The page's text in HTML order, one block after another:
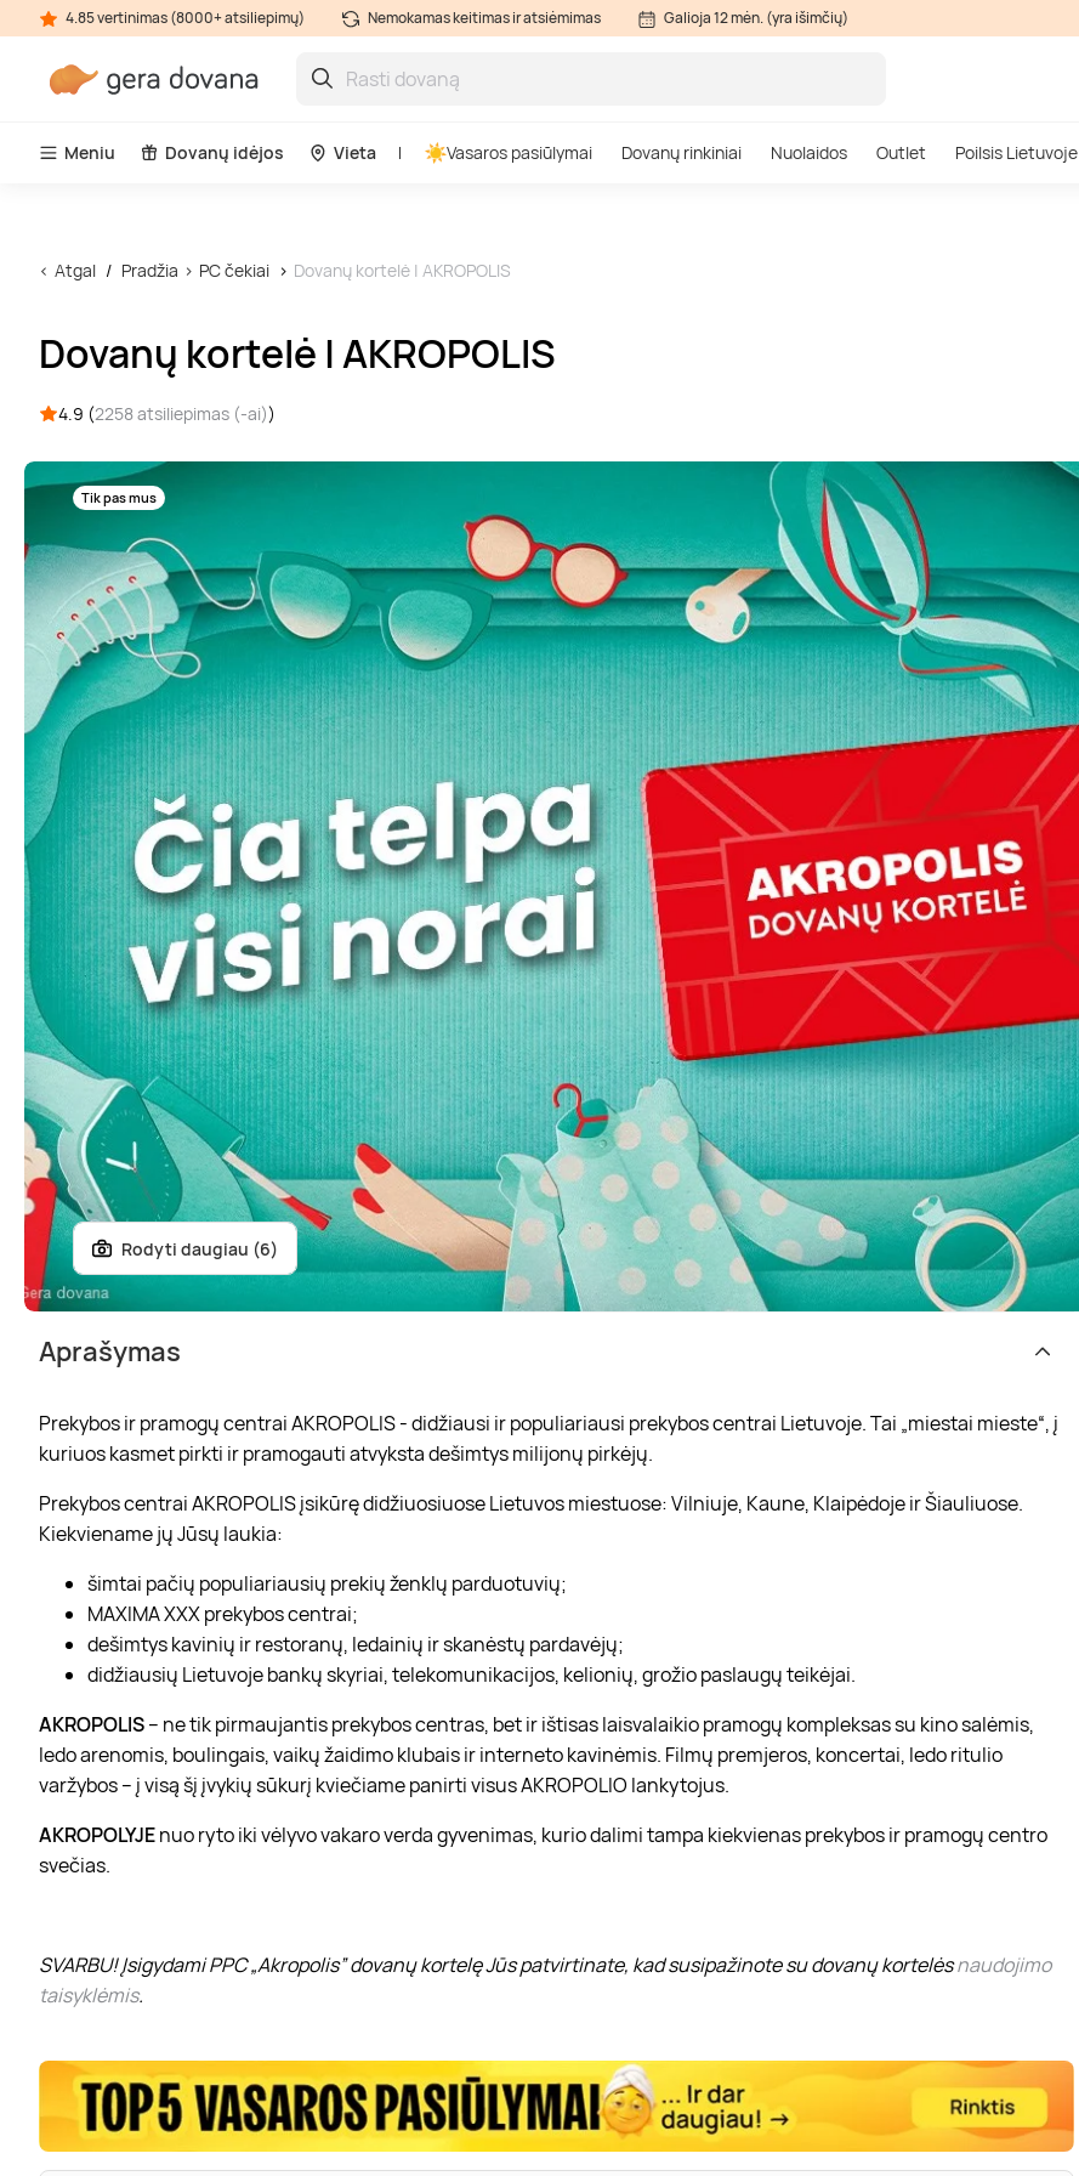
4.85 vertinimas (8000+ atsiliepimų) Nemokamas keitimas ir atsiėmimas Galioja 12 mėn. (yra išimčių)
Meniu Dovanų idėjos Vieta Vasaros pasiūlymai Dovanų rinkiniai Nuolaidos Outlet Poilsis Lietuvoje
Atgal Pradžia PC čekiai Dovanų kortelė | AKROPOLIS
Dovanų kortelė | AKROPOLIS
4.9 (2258 atsiliepimas (-ai))
Tik pas mus
Rodyti daugiau (6)
Aprašymas
Prekybos ir pramogų centrai AKROPOLIS - didžiausi ir populiariausi prekybos centrai Lietuvoje. Tai „miestai mieste“, į
kuriuos kasmet pirkti ir pramogauti atvyksta dešimtys milijonų pirkėjų.
Prekybos centrai AKROPOLIS įsikūrę didžiuosiuose Lietuvos miestuose: Vilniuje, Kaune, Klaipėdoje ir Šiauliuose.
Kiekviename jų Jūsų laukia:
šimtai pačių populiariausių prekių ženklų parduotuvių;
MAXIMA XXX prekybos centrai;
dešimtys kavinių ir restoranų, ledainių ir skanėstų pardavėjų;
didžiausių Lietuvoje bankų skyriai, telekomunikacijos, kelionių, grožio paslaugų teikėjai.
AKROPOLIS– ne tik pirmaujantis prekybos centras, bet ir ištisas laisvalaikio pramogų kompleksas su kino salėmis,
ledo arenomis, boulingais, vaikų žaidimo klubais ir interneto kavinėmis. Filmų premjeros, koncertai, ledo ritulio
varžybos – į visą šį įvykių sūkurį kviečiame panirti visus AKROPOLIO lankytojus.
AKROPOLYJEnuo ryto iki vėlyvo vakaro verda gyvenimas, kurio dalimi tampa kiekvienas prekybos ir pramogų centro
svečias.
SVARBU! Įsigydami PPC „Akropolis” dovanų kortelę Jūs patvirtinate, kad susipažinote su dovanų kortelėsnaudojimo
taisyklėmis.